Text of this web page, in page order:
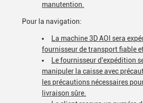
manutention.
Pour la navigation:
La machine 3D AOI sera
fournisseur de transport fiable
Le fournisseur d'expédition
manipuler la caisse avec
les précautions nécessaires
livraison sûre.